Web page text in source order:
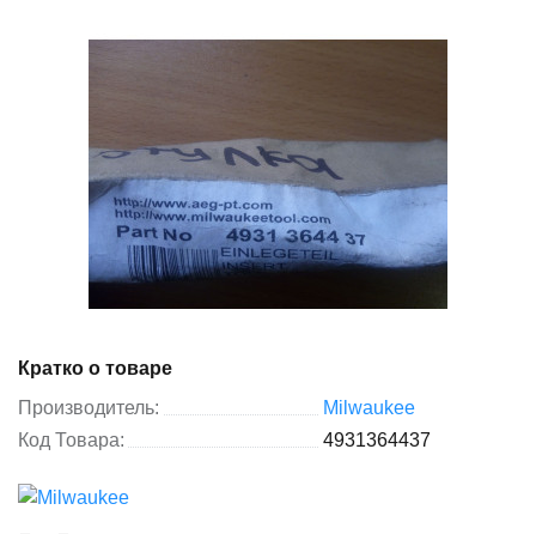
Кратко о товаре
Производитель:
Milwaukee
Код Товара:
4931364437